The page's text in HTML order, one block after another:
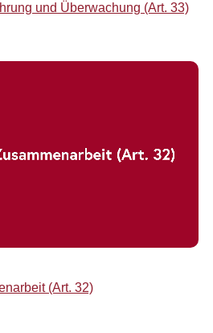
und Überwachung (Art. 33)
(Art. 32)